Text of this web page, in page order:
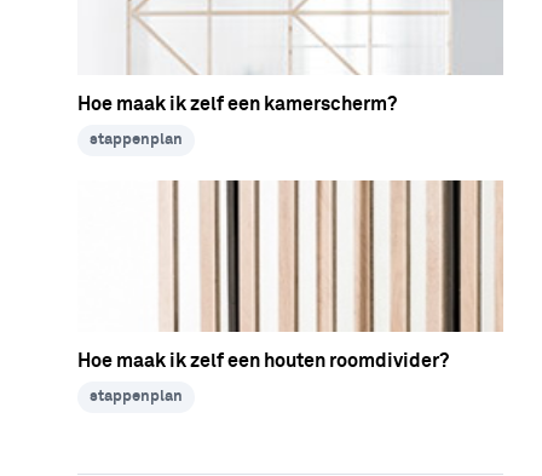
Hoe maak ik zelf een kamerscherm?
stappenplan
Hoe maak ik zelf een houten roomdivider?
stappenplan